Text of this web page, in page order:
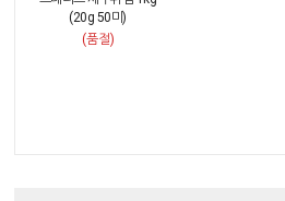
(20g 50미)
(품절)